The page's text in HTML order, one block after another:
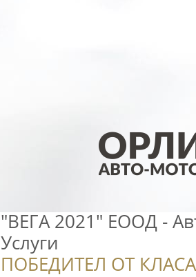
"ВЕГА 2021" ЕООД -
Услуги
ПОБЕДИТЕЛ ОТ